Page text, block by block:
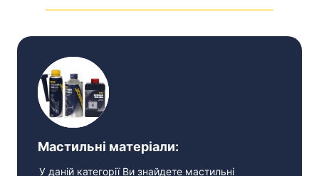
Мастильні матеріали:
У даній категорії Ви знайдете мастильні